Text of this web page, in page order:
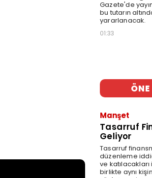
Gazete'de
bu tutarın
yararlanacak.
01:33